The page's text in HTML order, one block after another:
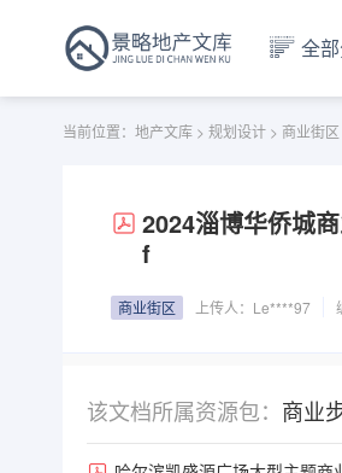
全
当前位置： 地产文库 > 规划设计 > 商业街区
2024淄博华侨城
f
商业街区 上传人： Le****97
该文档所属资源包： 商业